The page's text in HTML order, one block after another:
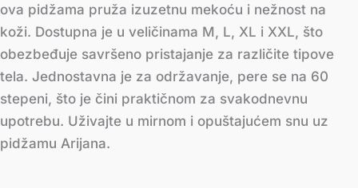
ova pidžama pruža izuzetnu mekoću i nežnost na
koži. Dostupna je u veličinama M, L, XL i XXL, što
obezbeđuje savršeno pristajanje za različite tipove
tela. Jednostavna je za održavanje, pere se na 60
stepeni, što je čini praktičnom za svakodnevnu
upotrebu. Uživajte u mirnom i opuštajućem snu uz
pidžamu Arijana.